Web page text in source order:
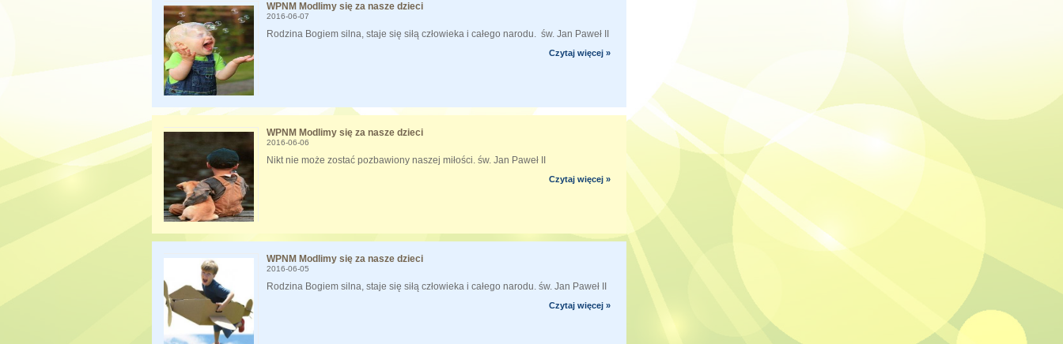
WPNM Modlimy się za nasze dzieci
2016-06-07
Rodzina Bogiem silna, staje się siłą człowieka i całego narodu. św. Jan Paweł II
Czytaj więcej »
WPNM Modlimy się za nasze dzieci
2016-06-06
Nikt nie może zostać pozbawiony naszej miłości. św. Jan Paweł II
Czytaj więcej »
WPNM Modlimy się za nasze dzieci
2016-06-05
Rodzina Bogiem silna, staje się siłą człowieka i całego narodu. św. Jan Paweł II
Czytaj więcej »